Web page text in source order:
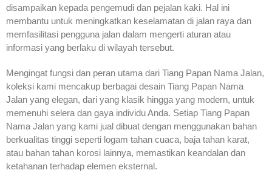
disampaikan kepada pengemudi dan pejalan kaki. Hal ini
membantu untuk meningkatkan keselamatan di jalan raya dan
memfasilitasi pengguna jalan dalam mengerti aturan atau
informasi yang berlaku di wilayah tersebut.
Mengingat fungsi dan peran utama dari Tiang Papan Nama Jalan,
koleksi kami mencakup berbagai desain Tiang Papan Nama
Jalan yang elegan, dari yang klasik hingga yang modern, untuk
memenuhi selera dan gaya individu Anda. Setiap Tiang Papan
Nama Jalan yang kami jual dibuat dengan menggunakan bahan
berkualitas tinggi seperti logam tahan cuaca, baja tahan karat,
atau bahan tahan korosi lainnya, memastikan keandalan dan
ketahanan terhadap elemen eksternal.